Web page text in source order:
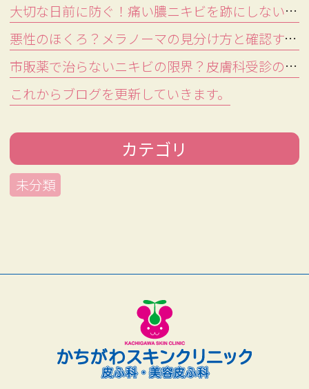
【勤務時間】
8:30～18:00の間でシフト制
4時間勤務または8時間勤務と
なります。
※土曜日に勤務できる方を歓
・日曜
・祝日
【勤務地】
子育てや家庭と両立しながら
や記録の準備が診察に役立つ
...続きはこちら↓
大切な日前に防ぐ！痛い膿ニキビを跡にしない対処法と皮膚科の選び方
悪性のほくろ？メラノーマの見分け方と確認すべき5つのポイント
市販薬で治らないニキビの限界？皮膚科受診の目安と保険診療の費用
これからブログを更新していきます。
カテゴリ
未分類